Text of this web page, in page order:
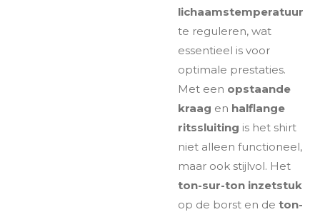
lichaamstemperatuur
te reguleren, wat
essentieel is voor
optimale prestaties.
Met een opstaande
kraag en halflange
ritssluiting is het shirt
niet alleen functioneel,
maar ook stijlvol. Het
ton-sur-ton inzetstuk
op de borst en de ton-